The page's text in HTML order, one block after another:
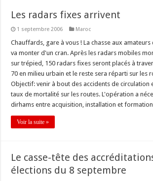
Les radars fixes arrivent
1 septembre 2006 Maroc
Chauffards, gare à vous ! La chasse aux
va monter d'un cran. Après les radars mobiles
sur trépied, 150 radars fixes seront placés à
70 en milieu urbain et le reste sera réparti sur les
Objectif: venir à bout des accidents de circulation
taux de mortalité sur les routes. L'opération a
dirhams entre acquisition, installation et
Voir la suite »
Le casse-tête des
élections du 8 septembre